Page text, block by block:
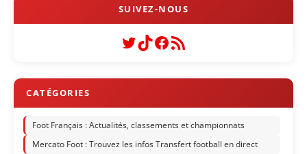
Twitter
TikTok
Facebook
Flux RSS
Foot Français : Actualités, classements et championnats
Mercato Foot : Trouvez les infos Transfert football en direct